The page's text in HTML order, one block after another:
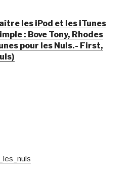
les iPod et les iTunes
: Bove Tony, Rhodes
pour les Nuls.- First,